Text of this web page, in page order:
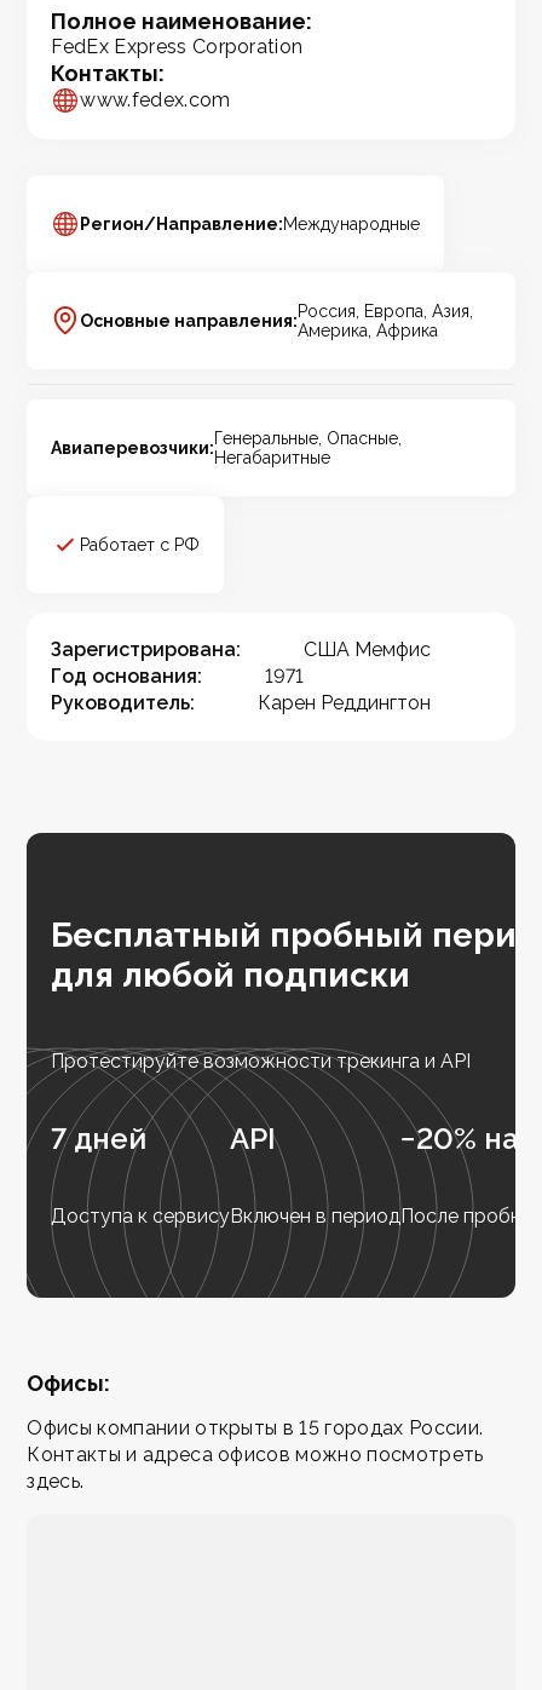
Полное наименование:
FedEx Express Corporation
Контакты:
www.fedex.com
Регион/Направление:Международные
Основные направления:Россия, Европа, Азия,
Америка, Африка
Авиаперевозчики:Генеральные, Опасные,
Негабаритные
Работает с РФ
Зарегистрирована:
США Мемфис
Год основания:
1971
Руководитель:
Карен Реддингтон
Бесплатный пробный
для любой подписки
Протестируйте возможности трекинга и API
7 дней
Доступа к сервису
API
Включен в период
−20% на
После
Офисы:
Офисы компании открыты в 15 городах России.
Контакты и адреса офисов можно посмотреть
здесь.